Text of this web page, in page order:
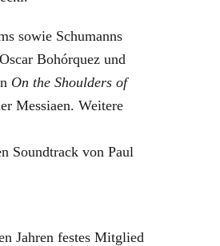
sowie Schumanns
Bohórquez und
On the Shoulders of
Messiaen. Weitere
Soundtrack von Paul
Jahren festes Mitglied